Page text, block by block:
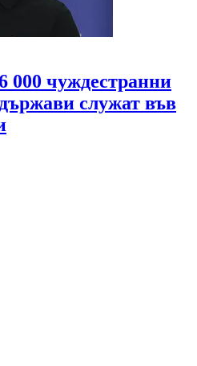
000 чуждестранни
служат във